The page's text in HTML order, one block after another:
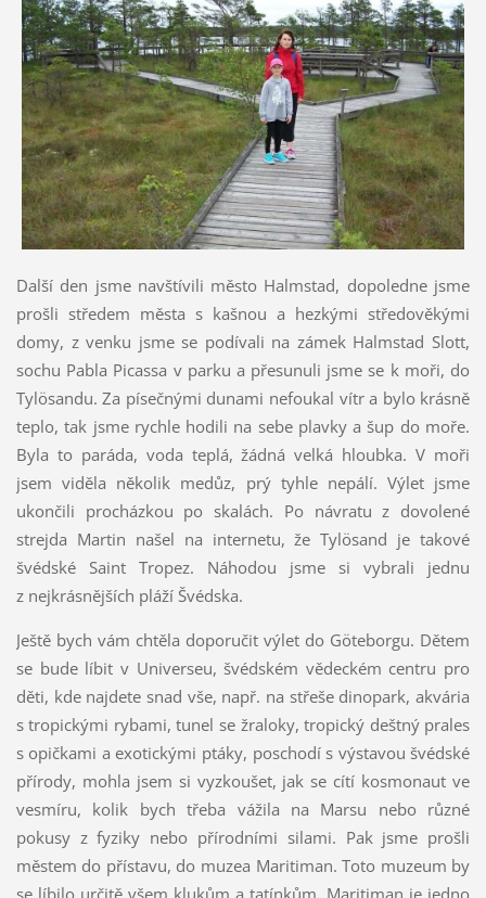
Další den jsme navštívili město Halmstad, dopoledne jsme
prošli středem města s kašnou a hezkými středověkými
domy, z venku jsme se podívali na zámek Halmstad Slott,
sochu Pabla Picassa v parku a přesunuli jsme se k moři, do
Tylösandu. Za písečnými dunami nefoukal vítr a bylo krásně
teplo, tak jsme rychle hodili na sebe plavky a šup do moře.
Byla to paráda, voda teplá, žádná velká hloubka. V moři
jsem viděla několik medůz, prý tyhle nepálí. Výlet jsme
ukončili procházkou po skalách. Po návratu z dovolené
strejda Martin našel na internetu, že Tylösand je takové
švédské Saint Tropez. Náhodou jsme si vybrali jednu
z nejkrásnějších pláží Švédska.
Ještě bych vám chtěla doporučit výlet do Göteborgu. Dětem
se bude líbit v Universeu, švédském vědeckém centru pro
děti, kde najdete snad vše, např. na střeše dinopark, akvária
s tropickými rybami, tunel se žraloky, tropický deštný prales
s opičkami a exotickými ptáky, poschodí s výstavou švédské
přírody, mohla jsem si vyzkoušet, jak se cítí kosmonaut ve
vesmíru, kolik bych třeba vážila na Marsu nebo různé
pokusy z fyziky nebo přírodními silami. Pak jsme prošli
městem do přístavu, do muzea Maritiman. Toto muzeum by